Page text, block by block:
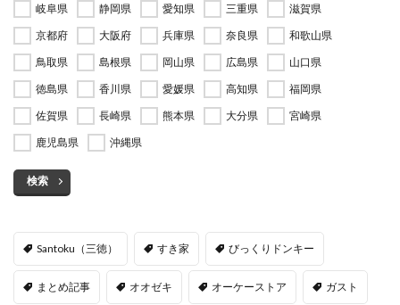
岐阜県
静岡県 愛知県 三重県
滋賀県
京都府
大阪府 兵庫県 奈良県
和歌山県
鳥取県
島根県 岡山県 広島県
山口県
徳島県
香川県 愛媛県 高知県
福岡県
佐賀県
長崎県 熊本県 大分県
宮崎県
鹿児島県
沖縄県
検索
Santoku（三徳） すき家 びっくりドンキー
まとめ記事 オオゼキ オーケーストア ガスト